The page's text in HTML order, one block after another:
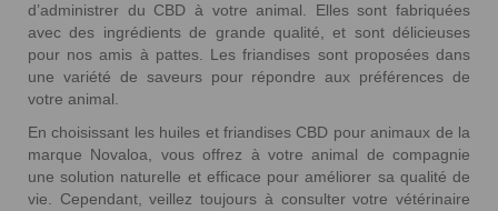
d’administrer du CBD à votre animal. Elles sont fabriquées
avec des ingrédients de grande qualité, et sont délicieuses
pour nos amis à pattes. Les friandises sont proposées dans
une variété de saveurs pour répondre aux préférences de
votre animal.
En choisissant les huiles et friandises CBD pour animaux de la
marque Novaloa, vous offrez à votre animal de compagnie
une solution naturelle et efficace pour améliorer sa qualité de
vie. Cependant, veillez toujours à consulter votre vétérinaire